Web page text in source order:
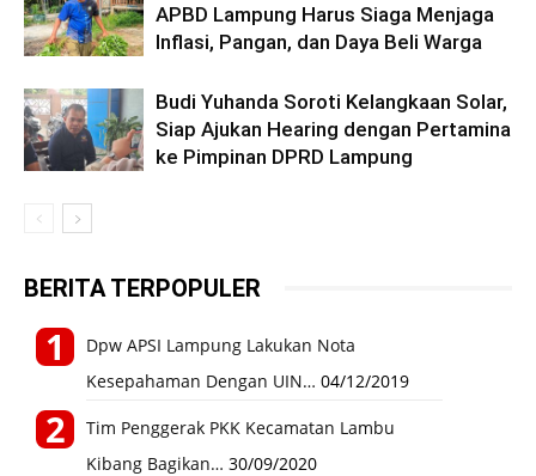
APBD Lampung Harus Siaga Menjaga
Inflasi, Pangan, dan Daya Beli Warga
Budi Yuhanda Soroti Kelangkaan Solar,
Siap Ajukan Hearing dengan Pertamina
ke Pimpinan DPRD Lampung
BERITA TERPOPULER
Dpw APSI Lampung Lakukan Nota
Kesepahaman Dengan UIN… 04/12/2019
Tim Penggerak PKK Kecamatan Lambu
Kibang Bagikan… 30/09/2020